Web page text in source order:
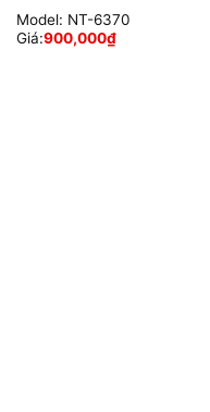
Model: NT-6370
Giá:900,000₫